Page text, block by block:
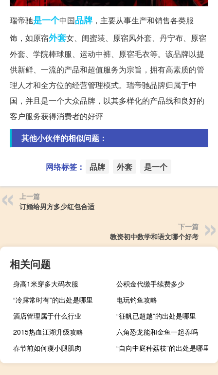
瑞帝驰是一个中国品牌 ，主要从事生产和销售各类服
饰，如原宿外套女、闺蜜装、原宿风外套、丹宁布、原宿
外套、学院棒球服、运动中裤、原宿毛衣等。该品牌以提
供新鲜、一流的产品和超值服务为宗旨，拥有高素质的管
理人才和全方位的经营管理模式。瑞帝驰品牌归属于中
国，并且是一个大众品牌，以其多样化的产品线和良好的
客户服务获得消费者的好评
其他小伙伴的相似问题：
网络标签： 品牌 外套 是一个
上一篇
订婚给男方多少红包合适
下一篇
教资初中数学和语文哪个好考
相关问题
身高1米穿多大码衣服
公积金代缴手续费多少
“冷露常时有”的出处是哪里
电玩钓鱼攻略
酒店管理属于什么行业
“征帆已超越”的出处是哪里
2015热血江湖升级攻略
六角恐龙能和金鱼一起养吗
春节前如何瘦小腿肌肉
“自向中庭种荔枝”的出处是哪里